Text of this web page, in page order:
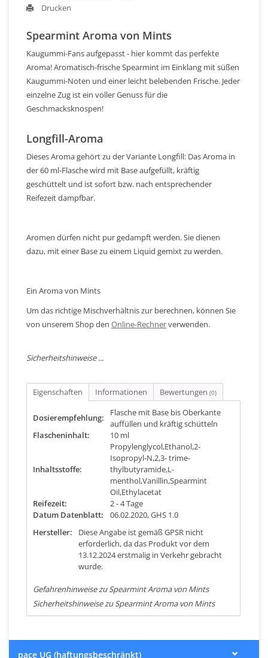
Drucken
Spearmint Aroma von Mints
Kaugummi-Fans aufgepasst - hier kommt das perfekte
Aroma! Aromatisch-frische Spearmint im Einklang mit süßen
Kaugummi-Noten und einer leicht belebenden Frische. Jeder
einzelne Zug ist ein voller Genuss für die
Geschmacksknospen!
Longfill-Aroma
Dieses Aroma gehört zu der Variante Longfill: Das Aroma in
der 60 ml-Flasche wird mit Base aufgefüllt, kräftig
geschüttelt und ist sofort bzw. nach entsprechender
Reifezeit dampfbar.
Aromen dürfen nicht pur gedampft werden. Sie dienen
dazu, mit einer Base zu einem Liquid gemixt zu werden.
Ein Aroma von Mints
Um das richtige Mischverhältnis zur berechnen, können Sie
von unserem Shop den Online-Rechnerverwenden.
Sicherheitshinweise ...
Eigenschaften Informationen Bewertungen (0)
Dosierempfehlung:
Flasche mit Base bis Oberkante
auffüllen und kräftig schütteln
Flascheninhalt:
10 ml
Inhaltsstoffe:
Propylenglycol,Ethanol,2-
Isopropyl-N,2,3- trime-
thylbutyramide,L-
menthol,Vanillin,Spearmint
Oil,Ethylacetat
Reifezeit:
2 - 4 Tage
Datum Datenblatt:
06.02.2020, GHS 1.0
Hersteller:
Diese Angabe ist gemäß GPSR nicht
erforderlich, da das Produkt vor dem
13.12.2024 erstmalig in Verkehr gebracht
wurde.
Gefahrenhinweise zu Spearmint Aroma von Mints
Sicherheitshinweise zu Spearmint Aroma von Mints
pace UG (haftungsbeschränkt)